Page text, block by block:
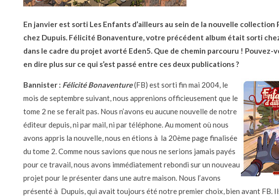
En janvier est sorti Les Enfants d’ailleurs au sein de la nouvelle collection
chez Dupuis. Félicité Bonaventure, votre précédent album était sorti
dans le cadre du projet avorté Eden5. Que de chemin parcouru ! Pouvez-
en dire plus sur ce qui s’est passé entre ces deux publications ?
Bannister : Félicité Bonaventure(FB) est sorti fin mai 2004, le
mois de septembre suivant, nous apprenions officieusement que le
tome 2 ne se ferait pas. Nous n’avons eu aucune nouvelle de notre
éditeur depuis, ni par mail, ni par téléphone. Au moment où nous
avons appris la nouvelle, nous en étions à la 20ème page finalisée
du tome 2. Comme nous savions que nous ne serions jamais payés
pour ce travail, nous avons immédiatement rebondi sur un nouveau
projet pour le présenter dans une autre maison. Nous l’avons
présenté à Dupuis, qui avait toujours été notre premier choix, bien avant FB.